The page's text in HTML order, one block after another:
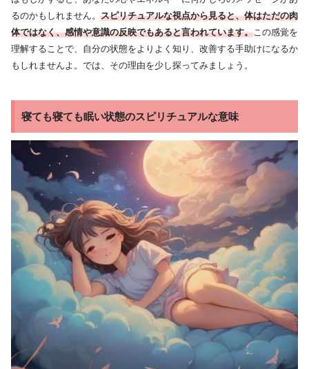
るのかもしれません。 スピリチュアルな視点から見ると、体はただの肉
体ではなく、感情や意識の反映でもあると言われています。 この感覚を
理解することで、自分の状態をよりよく知り、改善する手助けになるか
もしれませんよ。では、その理由を少し探ってみましょう。
寝ても寝ても眠い状態のスピリチュアルな意味